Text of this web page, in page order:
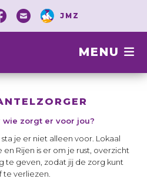
JMZ
MENU
zorgt er voor jou?
je er niet alleen voor. Lokaal
Rijen is er om je rust, overzicht
te geven, zodat jij de zorg kunt
verliezen.